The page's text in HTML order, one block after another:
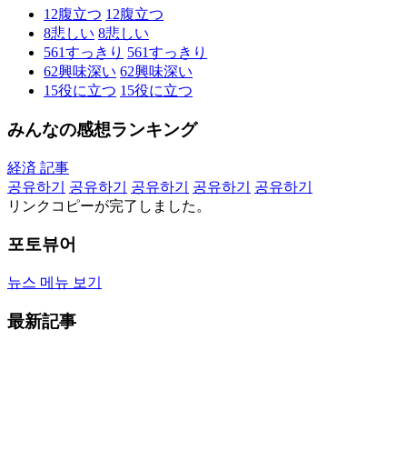
12腹立つ 12腹立つ
8悲しい 8悲しい
561すっきり 561すっきり
62興味深い 62興味深い
15役に立つ 15役に立つ
みんなの感想ランキング
経済 記事
공유하기
공유하기 공유하기 공유하기
공유하기
リンクコピーが完了しました。
포토뷰어
뉴스 메뉴 보기
最新記事